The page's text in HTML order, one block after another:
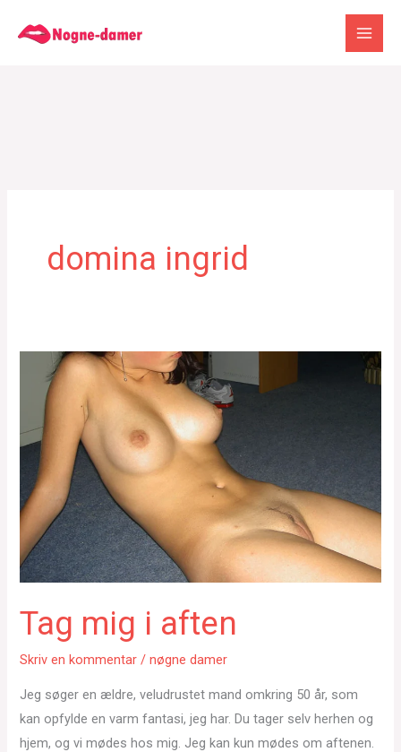
domina ingrid
Tag mig i aften
Skriv en kommentar /nøgne damer
Jeg søger en ældre, veludrustet mand omkring 50 år, som
kan opfylde en varm fantasi, jeg har. Du tager selv herhen og
hjem, og vi mødes hos mig. Jeg kan kun mødes om aftenen.